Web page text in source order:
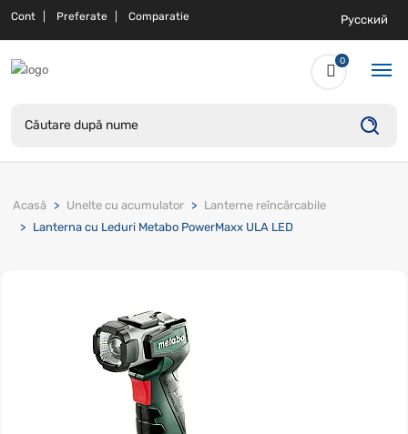
Cont Preferate Comparatie Русский
0
Acasă Unelte cu acumulator
Lanterne reîncărcabile
Lanterna cu Leduri Metabo PowerMaxx ULA LED